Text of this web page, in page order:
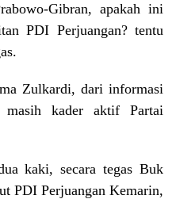
Gibran, apakah ini
PDI Perjuangan? tentu
Zulkardi, dari informasi
masih kader aktif Partai
kaki, secara tegas Buk
PDI Perjuangan Kemarin,